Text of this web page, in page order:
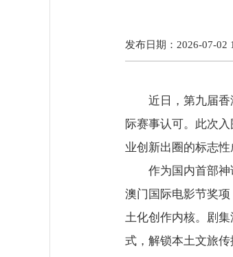
发布日期：2026-07-02
近日，第九届香港
际赛事认可。此次
业创新出圈的标志
作为国内首部神话
澳门国际电影节奖
土化创作内核。剧
式，解锁本土文旅传